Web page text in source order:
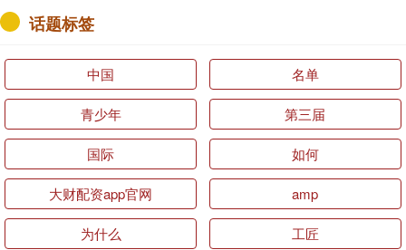
话题标签
中国 名单
青少年 第三届
国际 如何
大财配资app官网 amp
为什么 工匠